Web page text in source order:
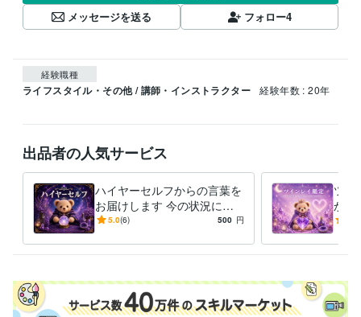
メッセージを送る
フォロー4
経験職種
ライフスタイル・その他 / 講師・インストラクター 経験年数 : 20年
出品者の人気サービス
ハイヤーセルフからの言葉を
お届けします 今の状況にそ
っと寄り添うメッセージです
5.0(6) 500 円
ツイ
かに
揺れ